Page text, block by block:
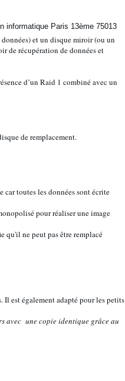
et un disque miroir (ou un
de récupération de données et
d’un Raid 1 combiné avec un
de remplacement.
toutes les données sont écrite
pour réaliser une image
qu'il ne peut pas être remplacé
Il est également adapté pour les petits
avec une copie identique grâce au